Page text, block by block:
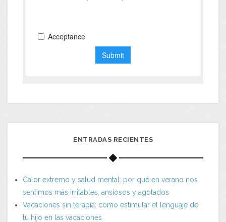
ENTRADAS RECIENTES
Calor extremo y salud mental: por qué en verano nos
sentimos más irritables, ansiosos y agotados
Vacaciones sin terapia: cómo estimular el lenguaje de
tu hijo en las vacaciones